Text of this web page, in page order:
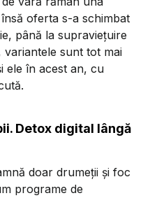
oferta s-a schimbat
până la supraviețuire
sunt tot mai
ele în acest an, cu
Detox digital lângă
doar drumeții și foc
programe de